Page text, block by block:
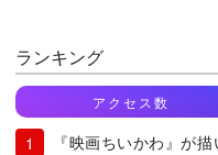
ランキング
アクセス数
『映画ちいかわ』が